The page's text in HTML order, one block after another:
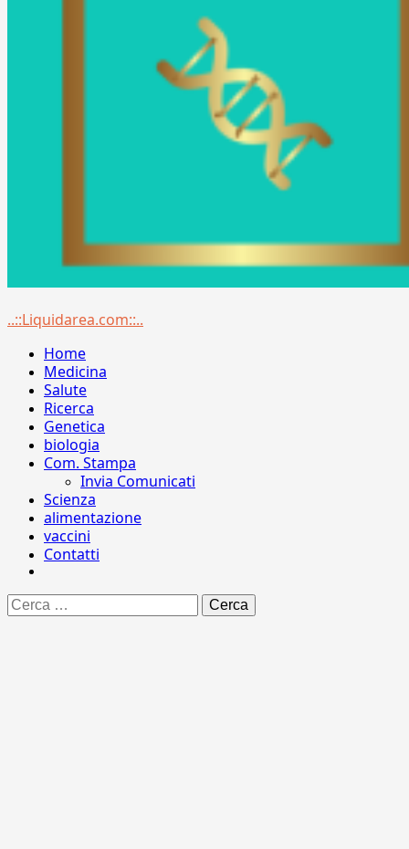
Menu
..::Liquidarea.com::..
Home
Medicina
Salute
Ricerca
Genetica
biologia
Com. Stampa
Invia Comunicati
Scienza
alimentazione
vaccini
Contatti
Ricerca
per: